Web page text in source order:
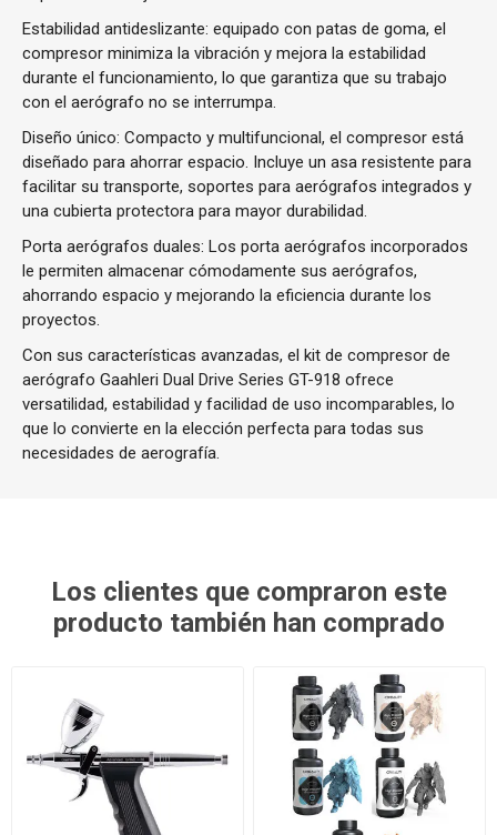
Estabilidad antideslizante: equipado con patas de goma, el
compresor minimiza la vibración y mejora la estabilidad
durante el funcionamiento, lo que garantiza que su trabajo
con el aerógrafo no se interrumpa.
Diseño único: Compacto y multifuncional, el compresor está
diseñado para ahorrar espacio. Incluye un asa resistente para
facilitar su transporte, soportes para aerógrafos integrados y
una cubierta protectora para mayor durabilidad.
Porta aerógrafos duales: Los porta aerógrafos incorporados
le permiten almacenar cómodamente sus aerógrafos,
ahorrando espacio y mejorando la eficiencia durante los
proyectos.
Con sus características avanzadas, el kit de compresor de
aerógrafo Gaahleri ​​Dual Drive Series GT-918 ofrece
versatilidad, estabilidad y facilidad de uso incomparables, lo
que lo convierte en la elección perfecta para todas sus
necesidades de aerografía.
Los clientes que compraron este
producto también han comprado